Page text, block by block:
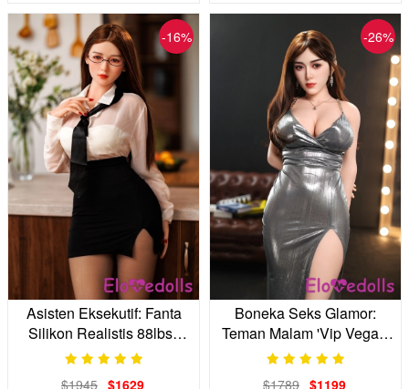
-16%
Asisten Eksekutif: Fanta
Silikon Realistis 88lbsy
Doll
$1945 $1629
-26%
Boneka Seks Glamor:
Teman Malam 'Vip Vegas'
Anda
$1789 $1199